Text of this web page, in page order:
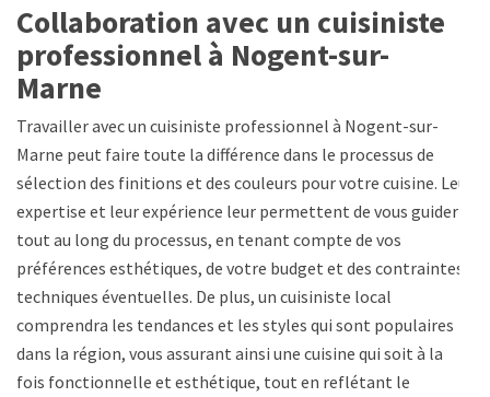
Collaboration avec un cuisiniste
professionnel à Nogent-sur-
Marne
Travailler avec un cuisiniste professionnel à Nogent-sur-
Marne peut faire toute la différence dans le processus de
sélection des finitions et des couleurs pour votre cuisine. Leur
expertise et leur expérience leur permettent de vous guider
tout au long du processus, en tenant compte de vos
préférences esthétiques, de votre budget et des contraintes
techniques éventuelles. De plus, un cuisiniste local
comprendra les tendances et les styles qui sont populaires
dans la région, vous assurant ainsi une cuisine qui soit à la
fois fonctionnelle et esthétique, tout en reflétant le